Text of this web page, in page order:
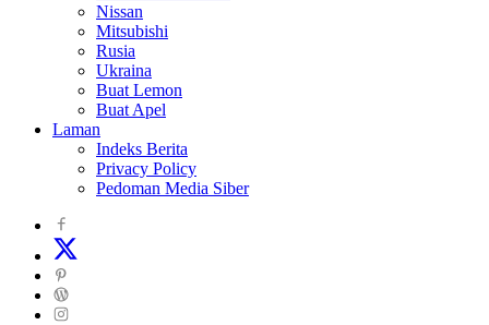
Nissan
Mitsubishi
Rusia
Ukraina
Buat Lemon
Buat Apel
Laman
Indeks Berita
Privacy Policy
Pedoman Media Siber